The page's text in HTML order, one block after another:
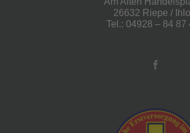
26632 Riepe /
Tel.: 04928 – 84 87